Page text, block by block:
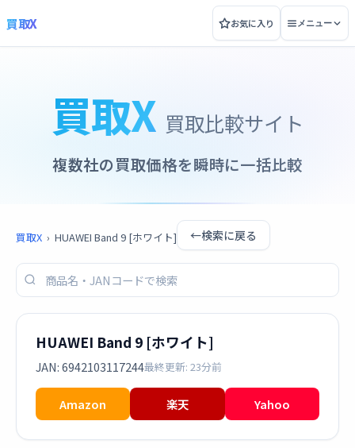
買取X お気に入り メニュー
買取X 買取比較サイト
複数社の買取価格を瞬時に一括比較
買取X › HUAWEI Band 9 [ホワイト] ←検索に戻る
HUAWEI Band 9 [ホワイト]
JAN: 6942103117244最終更新: 23分前
Amazon 楽天 Yahoo